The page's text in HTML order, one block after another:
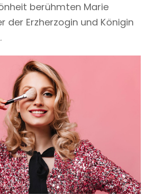
berühmten Marie
der Erzherzogin und Königin